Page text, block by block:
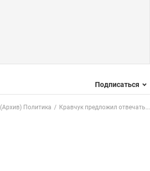
Подписаться
(Архив) Политика Кравчук предложил отвечать...